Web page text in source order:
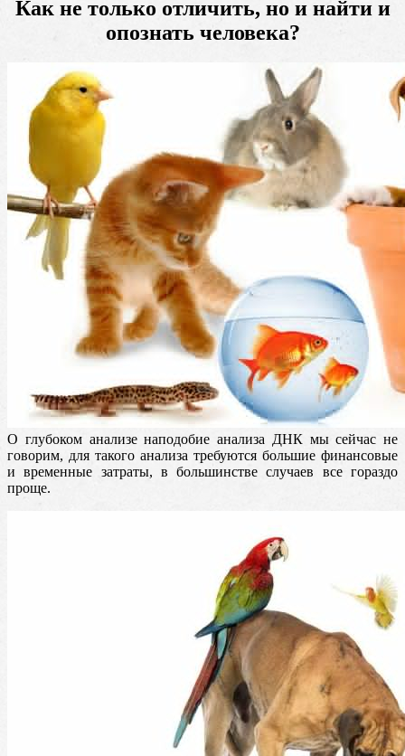
Как не только отличить, но и найти и
опознать человека?
О глубоком анализе наподобие анализа ДНК мы сейчас не
говорим, для такого анализа требуются большие финансовые
и временные затраты, в большинстве случаев все гораздо
проще.